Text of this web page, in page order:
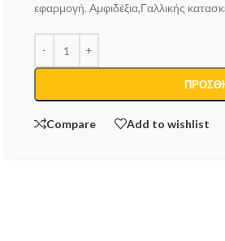
εφαρμογή. Αμφιδέξια,Γαλλικής
Compare Add to wishlist